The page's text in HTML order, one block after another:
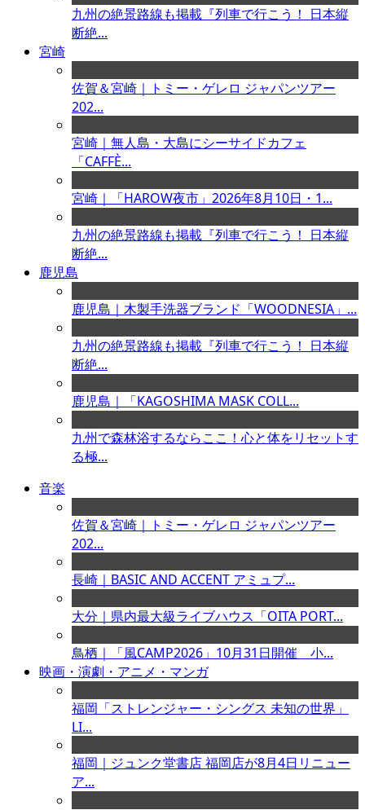
九州の絶景路線も掲載『列車で行こう！ 日本縦
断絶...
宮崎
佐賀＆宮崎｜トミー・ゲレロ ジャパンツアー
202...
宮崎｜無人島・大島にシーサイドカフェ
「CAFFÈ...
宮崎｜「HAROW夜市」2026年8月10日・1...
九州の絶景路線も掲載『列車で行こう！ 日本縦
断絶...
鹿児島
鹿児島｜木製手洗器ブランド「WOODNESIA」...
九州の絶景路線も掲載『列車で行こう！ 日本縦
断絶...
鹿児島｜「KAGOSHIMA MASK COLL...
九州で森林浴するならここ！心と体をリセットす
る極...
音楽
佐賀＆宮崎｜トミー・ゲレロ ジャパンツアー
202...
長崎｜BASIC AND ACCENT アミュプ...
大分｜県内最大級ライブハウス「OITA PORT...
鳥栖｜「風CAMP2026」10月31日開催 小...
映画・演劇・アニメ・マンガ
福岡「ストレンジャー・シングス 未知の世界」
LI...
福岡｜ジュンク堂書店 福岡店が8月4日リニュー
ア...